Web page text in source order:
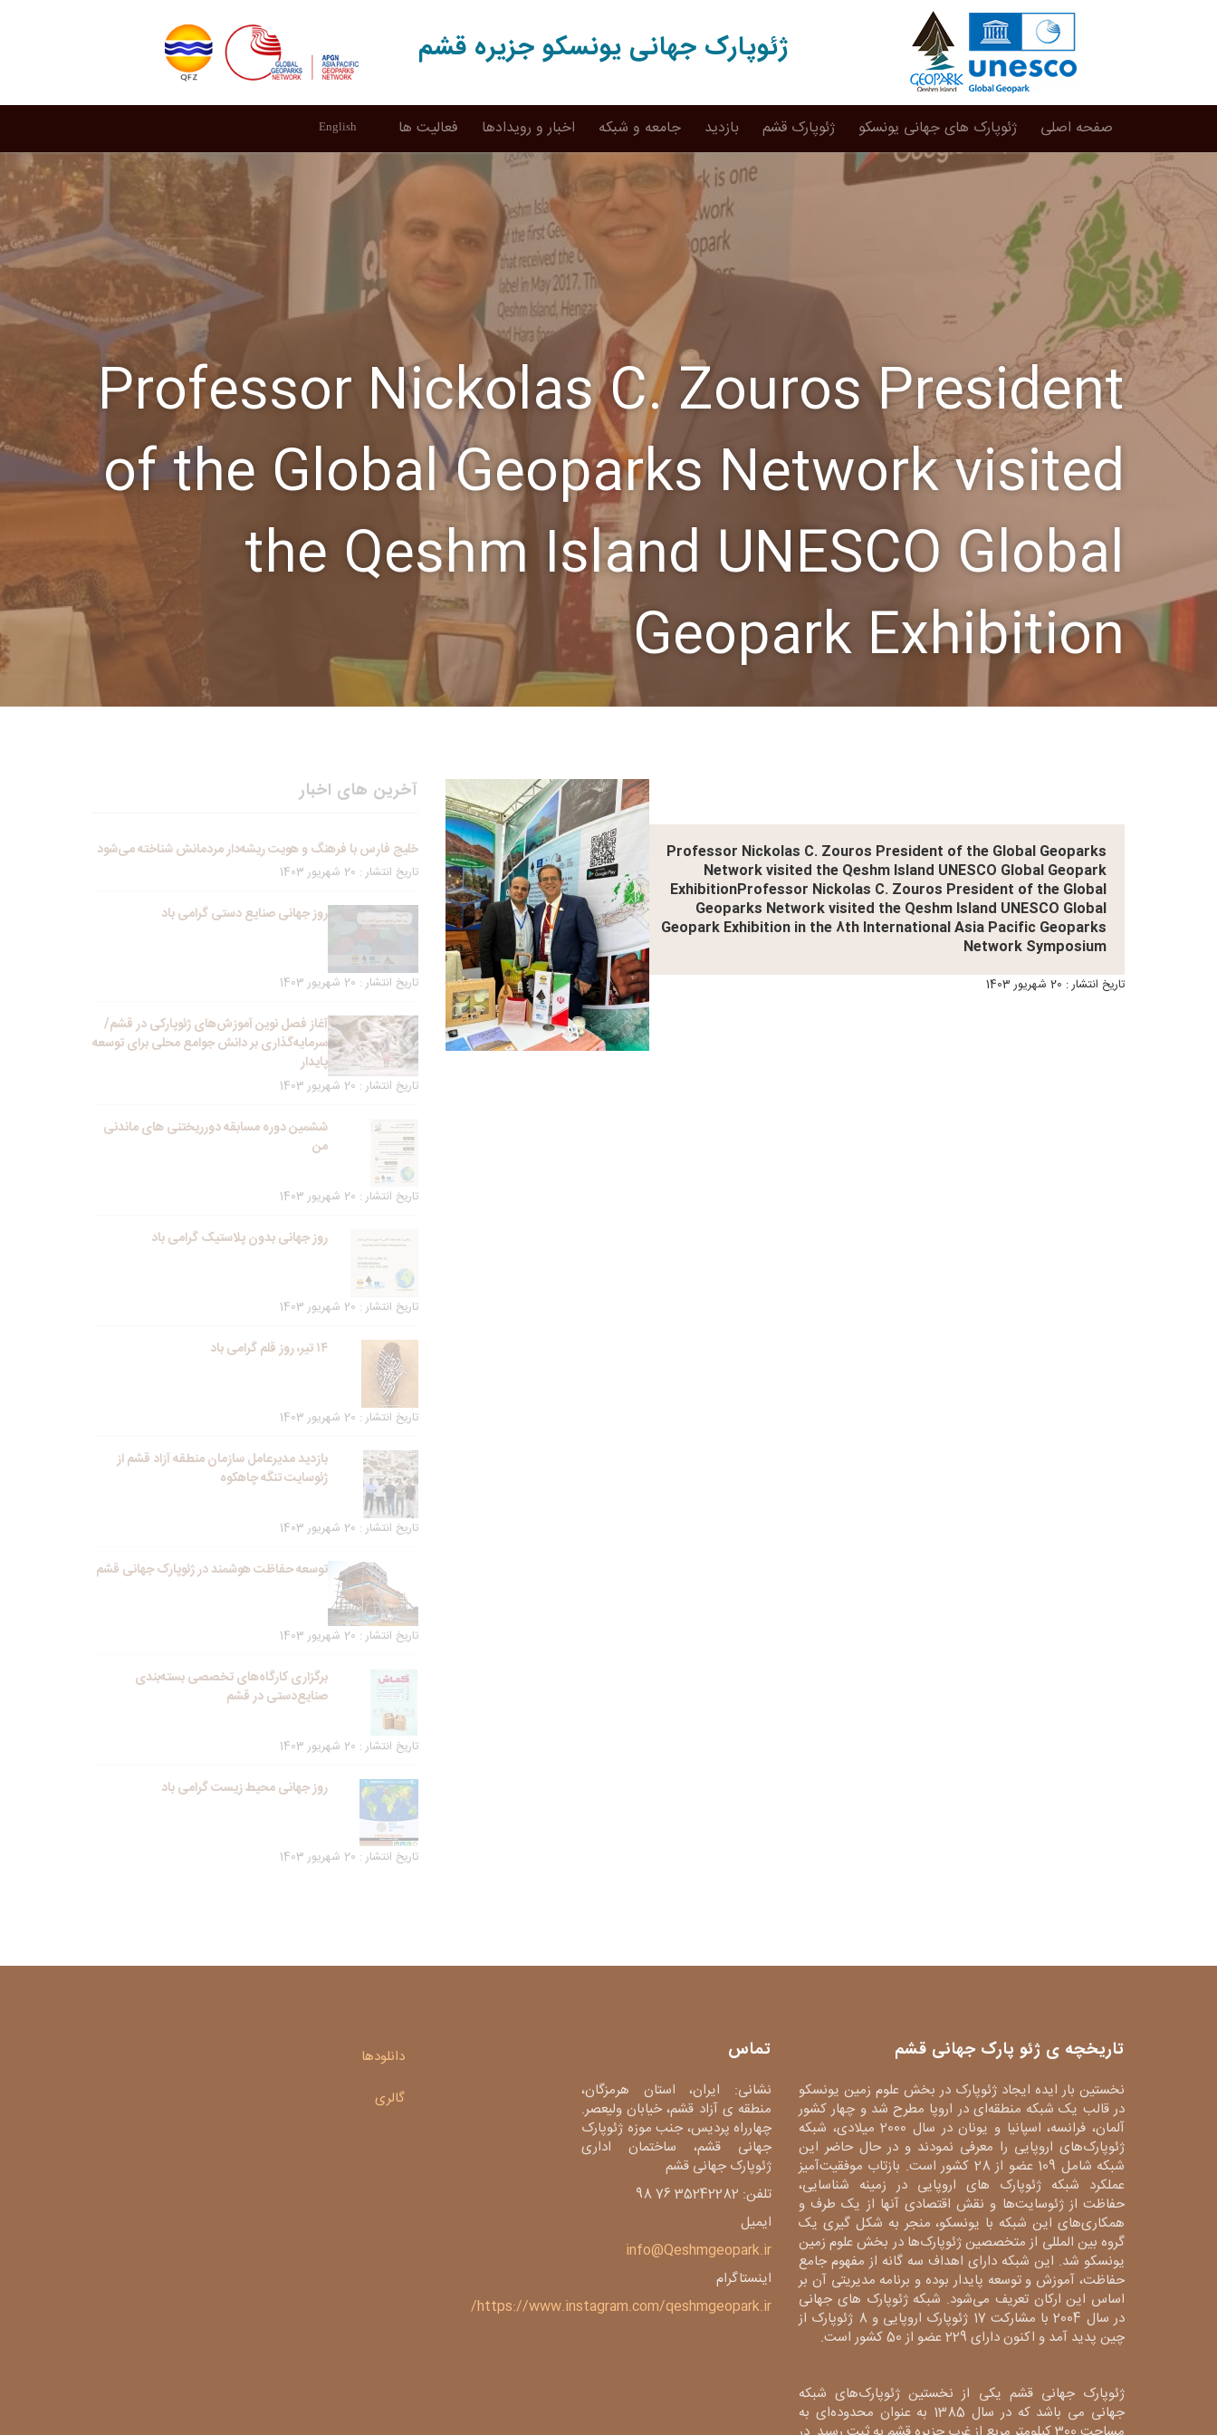
ژئوپارک جهانی یونسکو جزیره قشم
صفحه اصلی ژئوپارک های جهانی یونسکو ژئوپارک قشم بازدید جامعه و شبکه اخبار و رویدادها فعالیت ها English
Professor Nickolas C. Zouros President
of the Global Geoparks Network visited
the Qeshm Island UNESCO Global
Geopark Exhibition
Professor Nickolas C. Zouros President of the Global Geoparks
Network visited the Qeshm Island UNESCO Global Geopark
ExhibitionProfessor Nickolas C. Zouros President of the Global
Geoparks Network visited the Qeshm Island UNESCO Global
Geopark Exhibition in the 8th International Asia Pacific Geoparks
Network Symposium
تاریخ انتشار : 20 شهریور 1403
آخرین های اخبار
خلیج فارس با فرهنگ و هویت ریشه‌دار مردمانش شناخته می‌شود
تاریخ انتشار : 20 شهریور 1403
روز جهانی صنایع دستی گرامی باد
تاریخ انتشار : 20 شهریور 1403
آغاز فصل نوین آموزش‌های ژئوپارکی در قشم/
سرمایه‌گذاری بر دانش جوامع محلی برای توسعه
پایدار
تاریخ انتشار : 20 شهریور 1403
ششمین دوره مسابقه دورریختنی های ماندنی
من
تاریخ انتشار : 20 شهریور 1403
روز جهانی بدون پلاستیک گرامی باد
تاریخ انتشار : 20 شهریور 1403
۱۴ تیر، روز قلم گرامی باد
تاریخ انتشار : 20 شهریور 1403
بازدید مدیرعامل سازمان منطقه آزاد قشم از
ژئوسایت تنگه چاهکوه
تاریخ انتشار : 20 شهریور 1403
توسعه حفاظت هوشمند در ژئوپارک جهانی قشم
تاریخ انتشار : 20 شهریور 1403
برگزاری کارگاه‌های تخصصی بسته‌بندی
صنایع‌دستی در قشم
تاریخ انتشار : 20 شهریور 1403
روز جهانی محیط زیست گرامی باد
تاریخ انتشار : 20 شهریور 1403
تاریخچه ی ژئو پارک جهانی قشم
نخستین بار ایده ایجاد ژئوپارک در بخش علوم زمین یونسکو
در قالب یک شبکه منطقه‌ای در اروپا مطرح شد و چهار کشور
آلمان، فرانسه، اسپانیا و یونان در سال 2000 میلادی، شبکه
ژئوپارک‌های اروپایی را معرفی نمودند و در حال حاضر این
شبکه شامل 109 عضو از 28 کشور است. بازتاب موفقیت‌آمیز
عملکرد شبکه ژئوپارک های اروپایی در زمینه شناسایی،
حفاظت از ژئوسایت‌ها و نقش اقتصادی آنها از یک طرف و
همکاری‌های این شبکه با یونسکو، منجر به شکل گیری یک
گروه بین المللی از متخصصین ژئوپارک‌ها در بخش علوم زمین
یونسکو شد. این شبکه دارای اهداف سه گانه از مفهوم جامع
حفاظت، آموزش و توسعه پایدار بوده و برنامه مدیریتی آن بر
اساس این ارکان تعریف می‌شود. شبکه ژئوپارک های جهانی
در سال 2004 با مشارکت 17 ژئوپارک اروپایی و 8 ژئوپارک از
چین پدید آمد و اکنون دارای 229 عضو از 50 کشور است.
ژئوپارک جهانی قشم یکی از نخستین ژئوپارک‌های شبکه
جهانی می باشد که در سال 1385 به عنوان محدوده‌ای به
تماس
نشانی: ایران، استان هرمزگان،
منطقه ی آزاد قشم، خیابان ولیعصر.
چهارراه پردیس، جنب موزه ژئوپارک
جهانی قشم، ساختمان اداری
ژئوپارک جهانی قشم
تلفن: 35242282 76 98
ایمیل
info@Qeshmgeopark.ir
اینستاگرام
https://www.instagram.com/qeshmgeopark.ir/
دانلودها
گالری